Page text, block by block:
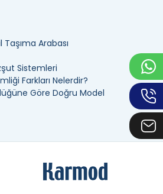
Taşıma Arabası
Sistemleri
Farkları Nelerdir?
Göre Doğru Model